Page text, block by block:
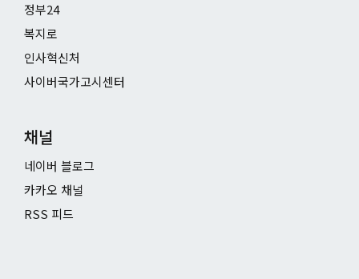
정부24
복지로
인사혁신처
사이버국가고시센터
채널
네이버 블로그
카카오 채널
RSS 피드